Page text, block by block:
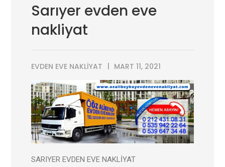
Sarıyer evden eve
nakliyat
EVDEN EVE NAKLIYAT MART 11, 2021
SARIYER EVDEN EVE NAKLİYAT